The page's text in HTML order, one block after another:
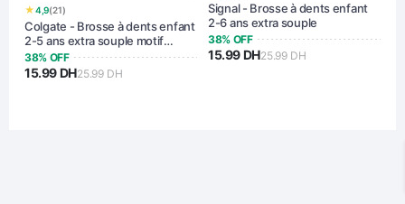
★4,9(21)
Colgate - Brosse à dents enfant
2-5 ans extra souple motif
dinosaure
38% OFF
15.99 DH25.99 DH
Signal - Brosse à dents enfant
2-6 ans extra souple
38% OFF
15.99 DH25.99 DH